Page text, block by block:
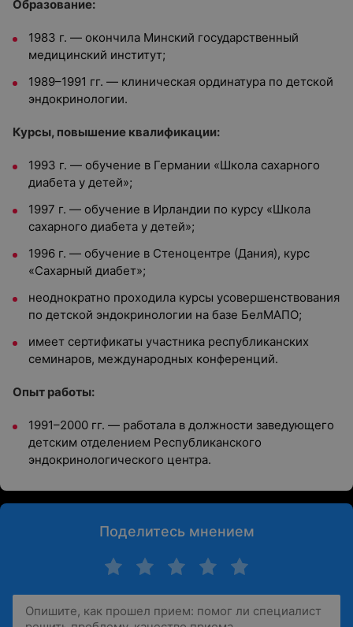
Образование:
1983 г. — окончила Минский государственный
медицинский институт;
1989–1991 гг. — клиническая ординатура по детской
эндокринологии.
Курсы, повышение квалификации:
1993 г. — обучение в Германии «Школа сахарного
диабета у детей»;
1997 г. — обучение в Ирландии по курсу «Школа
сахарного диабета у детей»;
1996 г. — обучение в Стеноцентре (Дания), курс
«Сахарный диабет»;
неоднократно проходила курсы усовершенствования
по детской эндокринологии на базе БелМАПО;
имеет сертификаты участника республиканских
семинаров, международных конференций.
Опыт работы:
1991–2000 гг. — работала в должности заведующего
детским отделением Республиканского
эндокринологического центра.
Поделитесь мнением